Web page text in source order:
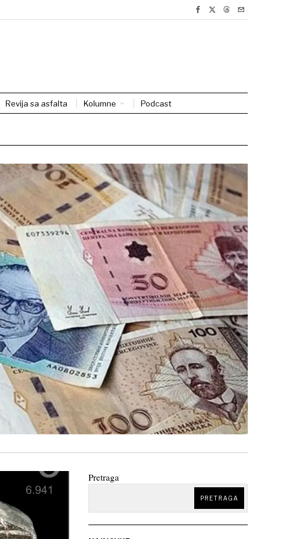
Revija sa asfalta Kolumne Podcast
Pretraga
PRETRAGA